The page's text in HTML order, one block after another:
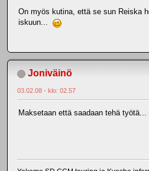
On myös kutina, että se sun Reiska
iskuun...
Joniväinö
03.02.08 - klo: 02.57
Maksetaan että saadaan tehä työtä...